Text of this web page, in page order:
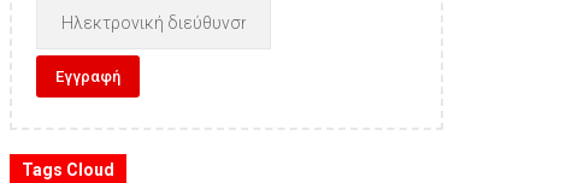
Tags Cloud